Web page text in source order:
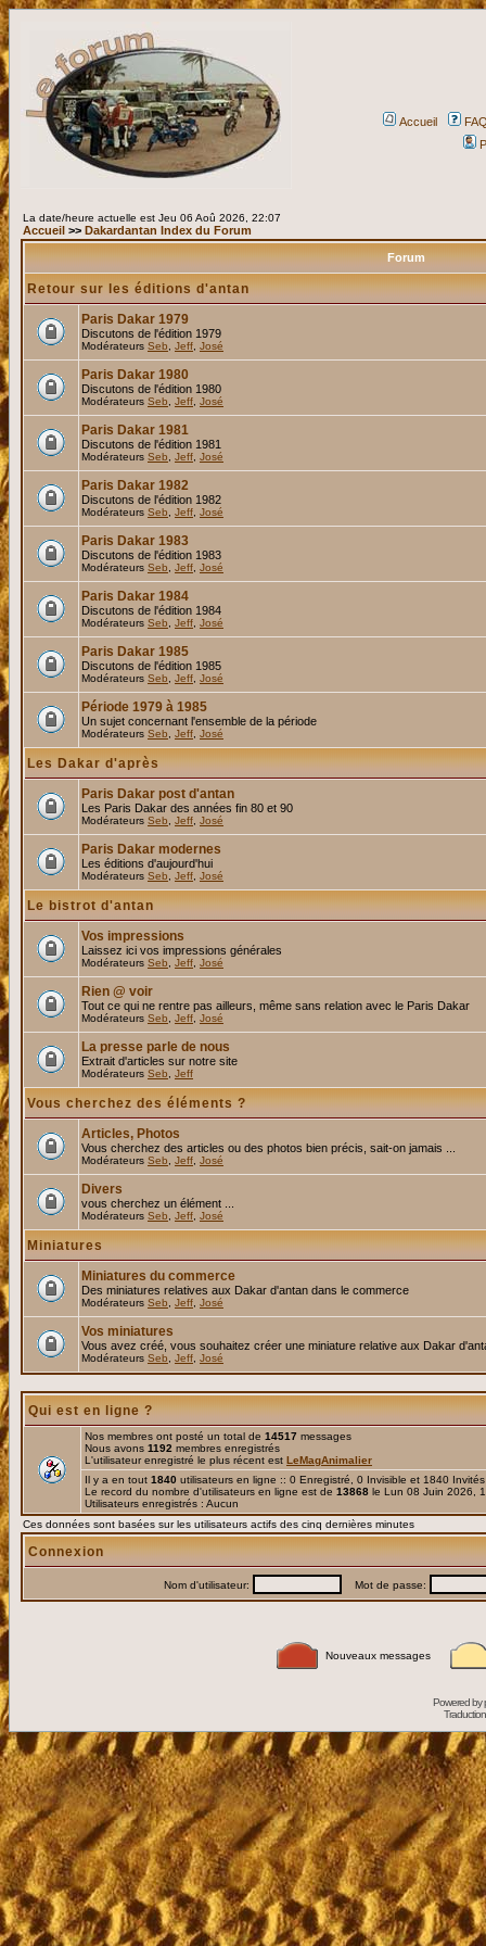
Accueil
La date/heure actuelle est Jeu 06 Aoû 2026, 22:07
Accueil >> Dakardantan Index du Forum
Forum
Retour sur les éditions d'antan
Paris Dakar 1979
Discutons de l'édition 1979
Modérateurs Seb Jeff José
Paris Dakar 1980
Discutons de l'édition 1980
Modérateurs Seb Jeff José
Paris Dakar 1981
Discutons de l'édition 1981
Modérateurs Seb Jeff José
Paris Dakar 1982
Discutons de l'édition 1982
Modérateurs Seb Jeff José
Paris Dakar 1983
Discutons de l'édition 1983
Modérateurs Seb Jeff José
Paris Dakar 1984
Discutons de l'édition 1984
Modérateurs Seb Jeff José
Paris Dakar 1985
Discutons de l'édition 1985
Modérateurs Seb Jeff José
Période 1979 à 1985
Un sujet concernant l'ensemble de la période
Modérateurs Seb Jeff José
Les Dakar d'après
Paris Dakar post d'antan
Les Paris Dakar des années fin 80 et 90
Modérateurs Seb Jeff José
Paris Dakar modernes
Les éditions d'aujourd'hui
Modérateurs Seb Jeff José
Le bistrot d'antan
Vos impressions
Laissez ici vos impressions générales
Modérateurs Seb Jeff José
Rien @ voir
Tout ce qui ne rentre pas ailleurs, même sans relation avec le Paris Dakar
Modérateurs Seb Jeff José
La presse parle de nous
Extrait d'articles sur notre site
Modérateurs Seb Jeff
Vous cherchez des éléments ?
Articles, Photos
Vous cherchez des articles ou des photos bien précis, sait-on jamais ...
Modérateurs Seb Jeff José
Divers
vous cherchez un élément ...
Modérateurs Seb Jeff José
Miniatures
Miniatures du commerce
Des miniatures relatives aux Dakar d'antan dans le commerce
Modérateurs Seb Jeff José
Vos miniatures
Vous avez créé, vous souhaitez créer une miniature relative aux Dakar
Modérateurs Seb Jeff José
Qui est en ligne ?
Nos membres ont posté un total de 14517 messages
Nous avons 1192 membres enregistrés
L'utilisateur enregistré le plus récent est LeMagAnimalier
Il y a en tout 1840 utilisateurs en ligne :: 0 Enregistré, 0 Invisible et 1840
Le record du nombre d'utilisateurs en ligne est de 13868 le Lun 08 Juin 2026,
Utilisateurs enregistrés : Aucun
Ces données sont basées sur les utilisateurs actifs des cinq dernières minutes
Connexion
Nom d'utilisateur: Mot de passe:
Nouveaux messages
Powered by